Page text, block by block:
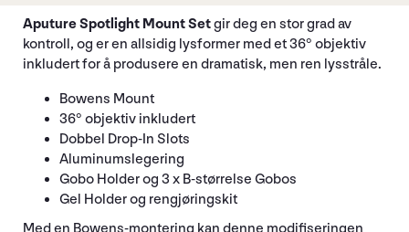
Aputure Spotlight Mount Setgir deg en stor grad av
kontroll, og er en allsidig lysformer med et 36° objektiv
inkludert for å produsere en dramatisk, men ren lysstråle.
Bowens Mount
36° objektiv inkludert
Dobbel Drop-In Slots
Aluminumslegering
Gobo Holder og 3 x B-størrelse Gobos
Gel Holder og rengjøringskit